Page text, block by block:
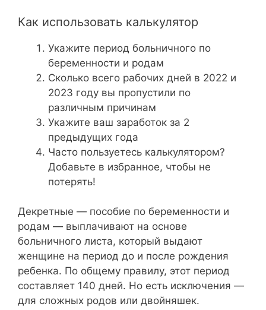
Как использовать калькулятор
Укажите период больничного по
беременности и родам
Сколько всего рабочих дней в 2022 и
2023 году вы пропустили по
различным причинам
Укажите ваш заработок за 2
предыдущих года
Часто пользуетесь калькулятором?
Добавьте в избранное, чтобы не
потерять!
Декретные — пособие по беременности и
родам — выплачивают на основе
больничного листа, который выдают
женщине на период до и после рождения
ребенка. По общему правилу, этот период
составляет 140 дней. Но есть исключения —
для сложных родов или двойняшек.